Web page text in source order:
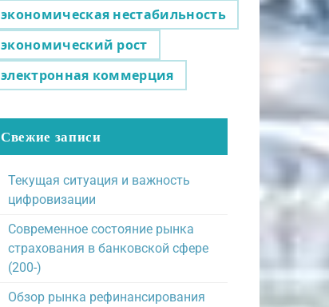
экономическая нестабильность
экономический рост
электронная коммерция
Свежие записи
Текущая ситуация и важность
цифровизации
Современное состояние рынка
страхования в банковской сфере
(200-)
Обзор рынка рефинансирования